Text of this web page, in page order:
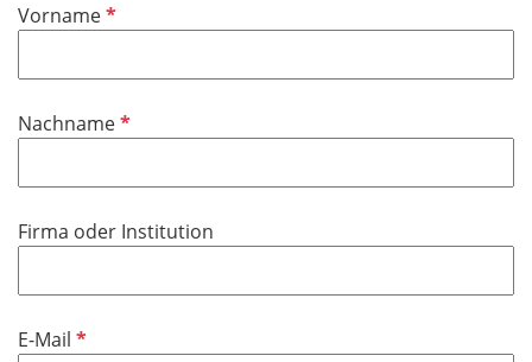
f
e
VornameP
c
t
e
d
NachnameP
c
t
e
Firma oder Institution
E-Mail P